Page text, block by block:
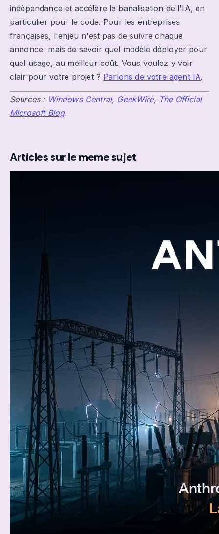
indépendance et accélère la banalisation de l'IA, en
particulier pour le code. Pour les entreprises
françaises, l'enjeu n'est pas de suivre chaque
annonce, mais de savoir quel modèle déployer pour
quel usage, au meilleur coût. Vous voulez y voir
clair pour votre projet ? Parlons de votre agent IA.
Sources : Windows Central, GeekWire, The Official
Microsoft Blog.
Articles sur le meme sujet